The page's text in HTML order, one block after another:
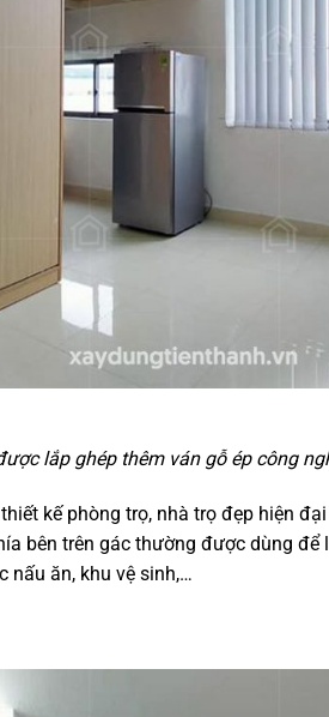
lắp ghép thêm ván gỗ ép công
kế phòng trọ, nhà trọ đẹp hiện
bên trên gác thường được dùng
nấu ăn, khu vệ sinh,…